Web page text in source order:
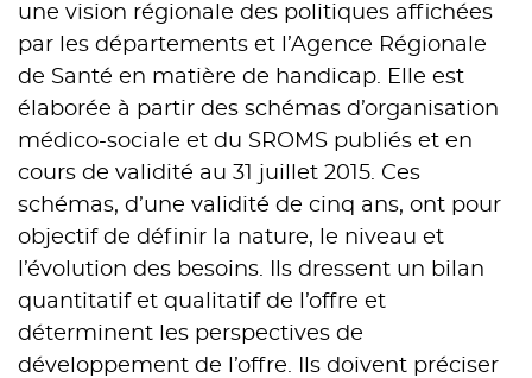
une vision régionale des politiques affichées
par les départements et l’Agence Régionale
de Santé en matière de handicap. Elle est
élaborée à partir des schémas d’organisation
médico-sociale et du SROMS publiés et en
cours de validité au 31 juillet 2015. Ces
schémas, d’une validité de cinq ans, ont pour
objectif de définir la nature, le niveau et
l’évolution des besoins. Ils dressent un bilan
quantitatif et qualitatif de l’offre et
déterminent les perspectives de
développement de l’offre. Ils doivent préciser